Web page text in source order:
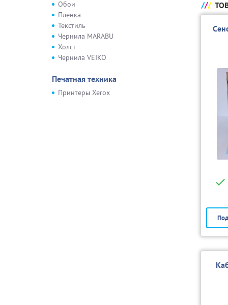
Обои
Пленка
Текстиль
Чернила MARABU
Холст
Чернила VEIKO
Печатная техника
Принтеры Xerox